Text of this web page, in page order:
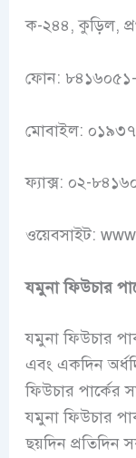
ক-২৪৪, কুড়িল,
ফোন:
মোবাইল:
ফ্যাক্স: ০২-
ওয়েবসাইট:
যমুনা ফিউচার
যমুনা ফিউচার
এবং একদিন
ফিউচার পার্কের
যমুনা ফিউচার
ছয়দিন প্রতিদিন